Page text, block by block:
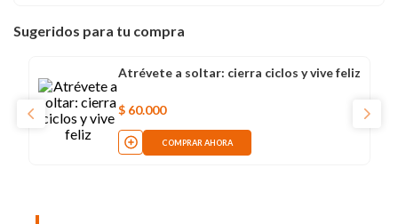
Sugeridos para tu compra
Atrévete a soltar: cierra ciclos y vive feliz
$ 60.000
COMPRAR AHORA